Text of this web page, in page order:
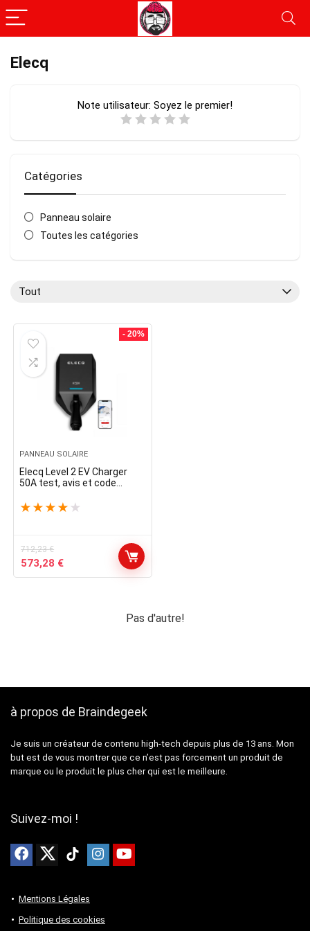
Elecq
Note utilisateur: Soyez le premier!
Catégories
Panneau solaire
Toutes les catégories
Tout
- 20%
PANNEAU SOLAIRE
Elecq Level 2 EV Charger
50A test, avis et code
★ ★ ★ ★ ★
712,23€
Le
prix
573,28 €Le
prix
Pas d'autre!
à propos de Braindegeek
Je suis un créateur de contenu high-tech depuis plus de 13 ans. Mon
but est de vous montrer que ce n’est pas forcement un produit de
marque ou le produit le plus cher qui est le meilleure.
Suivez-moi !
Mentions Légales
Politique des cookies